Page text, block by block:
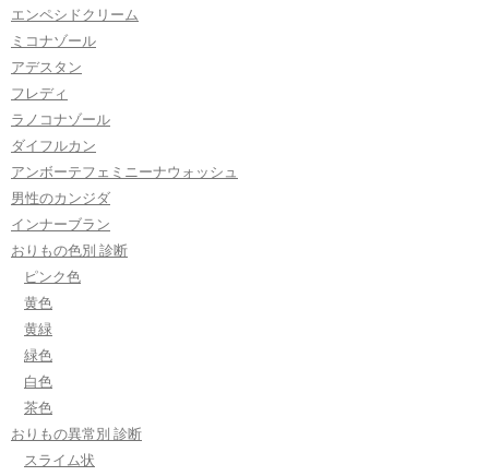
エンペシドクリーム
ミコナゾール
アデスタン
フレディ
ラノコナゾール
ダイフルカン
アンボーテフェミニーナウォッシュ
男性のカンジダ
インナーブラン
おりもの色別 診断
ピンク色
黄色
黄緑
緑色
白色
茶色
おりもの異常別 診断
スライム状